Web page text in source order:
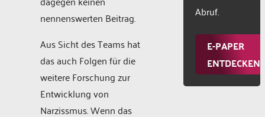
nennenswerten Beitrag.
Aus Sicht des Teams hat
das auch Folgen für die
weitere Forschung zur
Entwicklung von
Narzissmus. Wenn das
Abruf.
E-PAPER
ENTDECKEN